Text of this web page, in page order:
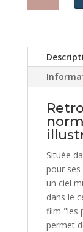
AFFICHE
Située
pour
un ciel
dans le
film "les
permet